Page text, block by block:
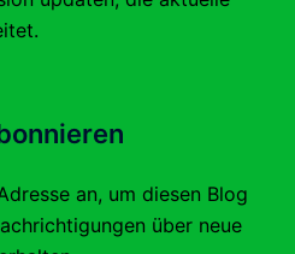
an, um diesen Blog
über neue